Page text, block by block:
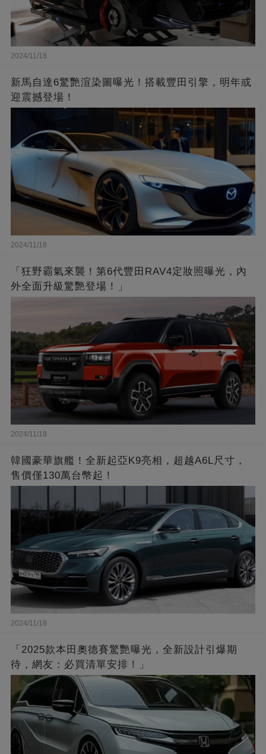
2024/11/18
新馬自達6驚艷渲染圖曝光！搭載豐田引擎，明年或
迎震撼登場！
2024/11/18
「狂野霸氣來襲！第6代豐田RAV4定妝照曝光，內
外全面升級驚艷登場！」
2024/11/18
韓國豪華旗艦！全新起亞K9亮相，超越A6L尺寸，
售價僅130萬台幣起！
2024/11/18
「2025款本田奧德賽驚艷曝光，全新設計引爆期
待，網友：必買清單安排！」